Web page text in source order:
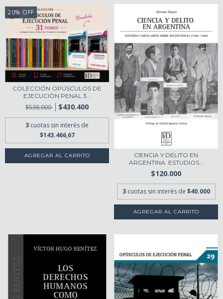
20% OFF
COLECCIÓN OPÚSCULOS DE
EJECUCIÓN PENAL 3...
$538.000 $430.400
3 cuotas sin interés de
$143.466,67
CIENCIA Y DELITO EN
ARGENTINA. ESTUDIOS...
$120.000
3 cuotas sin interés de $40.000